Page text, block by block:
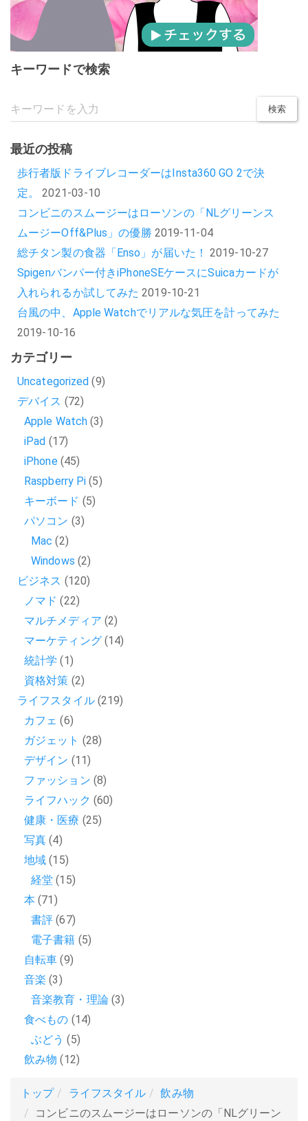
キーワードで検索
最近の投稿
歩行者版ドライブレコーダーはInsta360 GO 2で決
定。
2021-03-10
コンビニのスムージーはローソンの「NLグリーンス
ムージーOff&Plus」の優勝 2019-11-04
総チタン製の食器「Enso」が届いた！ 2019-10-27
Spigenバンパー付きiPhoneSEケースにSuicaカードが
入れられるか試してみた 2019-10-21
台風の中、Apple Watchでリアルな気圧を計ってみた
2019-10-16
カテゴリー
Uncategorized (9)
デバイス (72)
Apple Watch (3)
iPad (17)
iPhone(45)
Raspberry Pi (5)
キーボード (5)
パソコン (3)
Mac (2)
Windows (2)
ビジネス (120)
ノマド (22)
マルチメディア (2)
マーケティング(14)
統計学 (1)
資格対策 (2)
ライフスタイル(219)
カフェ (6)
ガジェット (28)
デザイン (11)
ファッション (8)
ライフハック (60)
健康・医療 (25)
写真 (4)
地域 (15)
経堂 (15)
本 (71)
書評 (67)
電子書籍 (5)
自転車 (9)
音楽 (3)
音楽教育・理論(3)
食べもの (14)
ぶどう (5)
飲み物 (12)
トップ ライフスタイル
飲み物
コンビニのスムージーはローソンの「NLグリーン